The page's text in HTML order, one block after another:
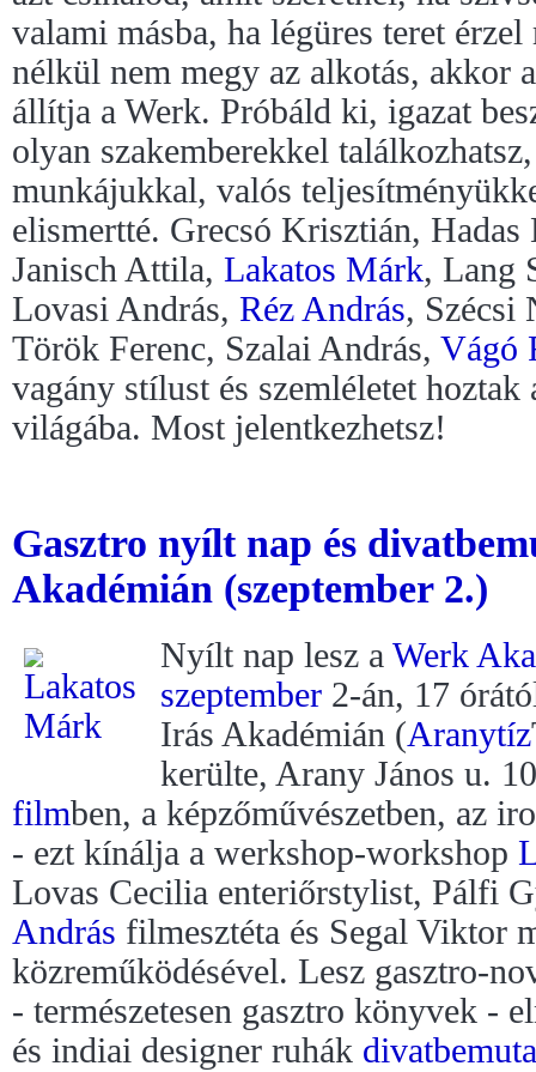
valami másba, ha légüres teret
nélkül nem megy az alkotás, akkor
állítja a Werk. Próbáld ki, igazat
olyan szakemberekkel
munkájukkal, valós
elismertté. Grecsó Krisztián,
Janisch Attila, Lakatos Márk, Lang
Lovasi András, Réz András, Szécsi
Török Ferenc, Szalai András, Vágó
vagány stílust és szemléletet hoztak
világába. Most jelentkezhetsz!
Gasztro nyílt nap és
Akadémián (szeptember 2.)
Nyílt nap lesz a Werk
szeptember 2-án, 17
Irás Akadémián (Aranytíz
kerülte, Arany János u.
filmben, a képzőművészetben, az
- ezt kínálja a werkshop-workshop
Lovas Cecilia enteriőrstylist, Pálfi
András filmesztéta és Segal Viktor
közreműködésével. Lesz gasztro-
- természetesen gasztro könyvek -
és indiai designer ruhák